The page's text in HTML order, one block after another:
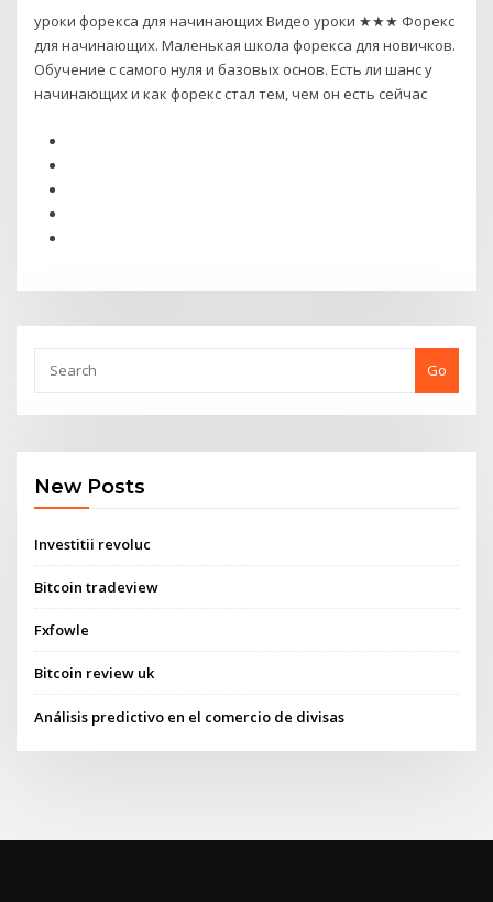
уроки форекса для начинающих Видео уроки ★★★ Форекс
для начинающих. Маленькая школа форекса для новичков.
Обучение с самого нуля и базовых основ. Есть ли шанс у
начинающих и как форекс стал тем, чем он есть сейчас
Go
New Posts
Investitii revoluc
Bitcoin tradeview
Fxfowle
Bitcoin review uk
Análisis predictivo en el comercio de divisas